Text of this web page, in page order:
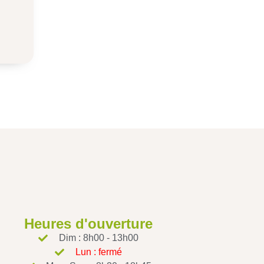
Heures d'ouverture
Dim : 8h00 - 13h00
Lun : fermé